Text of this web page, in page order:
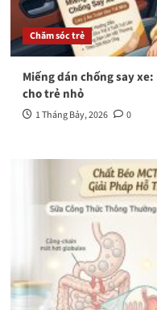
Chăm sóc trẻ
Miếng dán chống say
cho trẻ nhỏ
1 Tháng Bảy, 2026 0